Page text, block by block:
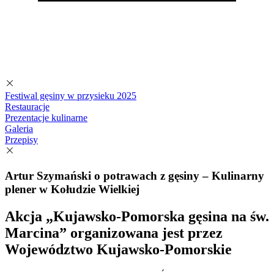
Festiwal gęsiny w przysieku 2025
Restauracje
Prezentacje kulinarne
Galeria
Przepisy
Artur Szymański o potrawach z gęsiny – Kulinarny
plener w Kołudzie Wielkiej
Akcja „Kujawsko-Pomorska gęsina na św.
Marcina” organizowana jest przez
Województwo Kujawsko-Pomorskie